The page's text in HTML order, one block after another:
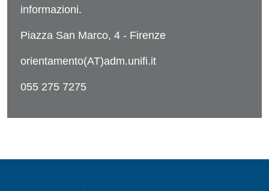
informazioni.
Piazza San Marco, 4 - Firenze
orientamento(AT)adm.unifi.it
055 275 7275